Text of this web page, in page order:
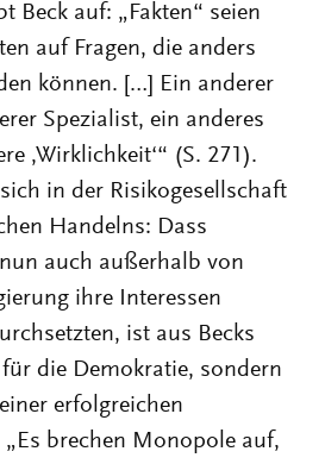
Beck auf: „Fakten“ seien
auf Fragen, die anders
können. […] Ein anderer
Spezialist, ein anderes
‚Wirklichkeit‘“ (S. 271).
in der Risikogesellschaft
Handelns: Dass
auch außerhalb von
ihre Interessen
ist aus Becks
die Demokratie, sondern
erfolgreichen
brechen Monopole auf,